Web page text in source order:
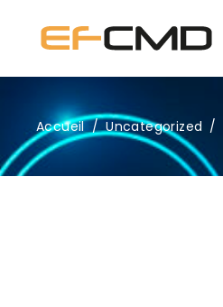
Accueil / Uncategorized /